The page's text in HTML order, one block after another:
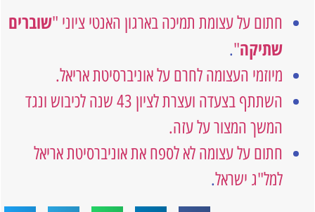
חתום על עצומת תמיכה בארגון האנטי ציוני "שוברים
שתיקה"
.
מיוזמי העצומה לחרם על אוניברסיטת אריאל.
השתתף בצעדה ועצרת לציון 43 שנה לכיבוש ונגד
המשך המצור על עזה.
חתום על עצומה לא לספח את אוניברסיטת אריאל
למל"ג ישראל.